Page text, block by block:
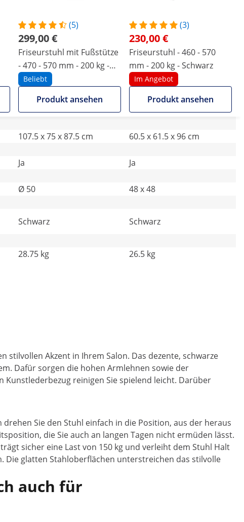
(5)
299,00 €
Friseurstuhl mit Fußstütze
- 470 - 570 mm - 200 kg -
Schwarz
Beliebt
Produkt ansehen
(3)
230,00 €
Friseurstuhl - 460 - 570
mm - 200 kg - Schwarz
Im Angebot
Produkt ansehen
107.5 x 75 x 87.5 cm
60.5 x 61.5 x 96 cm
Ja
Ja
Ø 50
48 x 48
Schwarz
Schwarz
28.75 kg
26.5 kg
Akzent in Ihrem Salon. Das dezente, schwarze
Dafür sorgen die hohen Armlehnen sowie der
reinigen Sie spielend leicht. Darüber
Sie den Stuhl einfach in die Position, aus der heraus
die Sie auch an langen Tagen nicht ermüden lässt.
sicher eine Last von 150 kg und verleiht dem Stuhl Halt
Die glatten Stahloberflächen unterstreichen das stilvolle
auch für